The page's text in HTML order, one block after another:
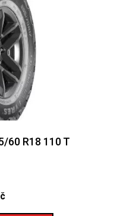
60 R18 110 T